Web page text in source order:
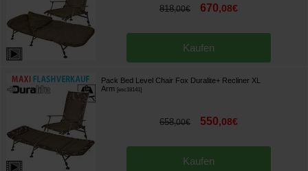
818,00€ 670,08€
Kaufen
Pack Bed Level Chair Fox Duralite+ Recliner XL
Arm [esc18141]
658,00€ 550,08€
Kaufen